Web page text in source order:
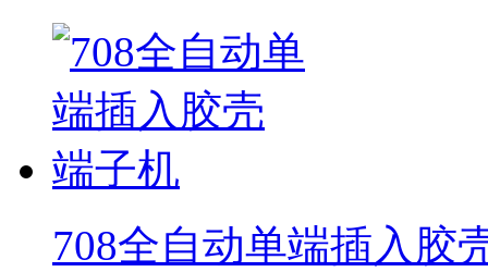
708全自动单端插入胶